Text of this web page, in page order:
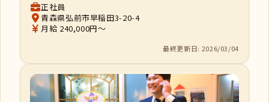
正社員
青森県弘前市早稲田3-20-4
月給 240,000円～
最終更新日: 2026/03/04